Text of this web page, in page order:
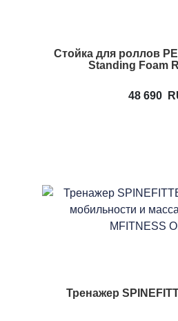
Стойка для роллов
Standing Foam
48 690
Тренажер